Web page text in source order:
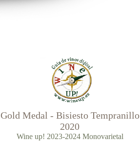
Gold Medal - Bisiesto Tempranillo
2020
Wine up! 2023-2024 Monovarietal